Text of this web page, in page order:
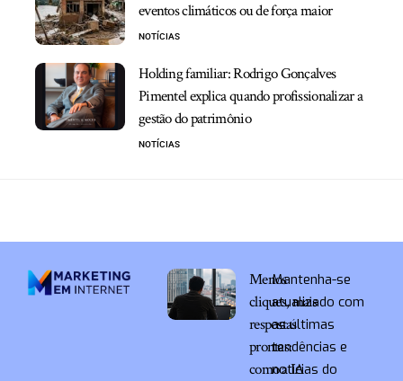
eventos climáticos ou de força maior
NOTÍCIAS
Holding familiar: Rodrigo Gonçalves
Pimentel explica quando profissionalizar a
gestão do patrimônio
NOTÍCIAS
Menos
cliques, mais
respostas
prontas:
como a IA
Mantenha-se
atualizado com
as últimas
tendências e
notícias do